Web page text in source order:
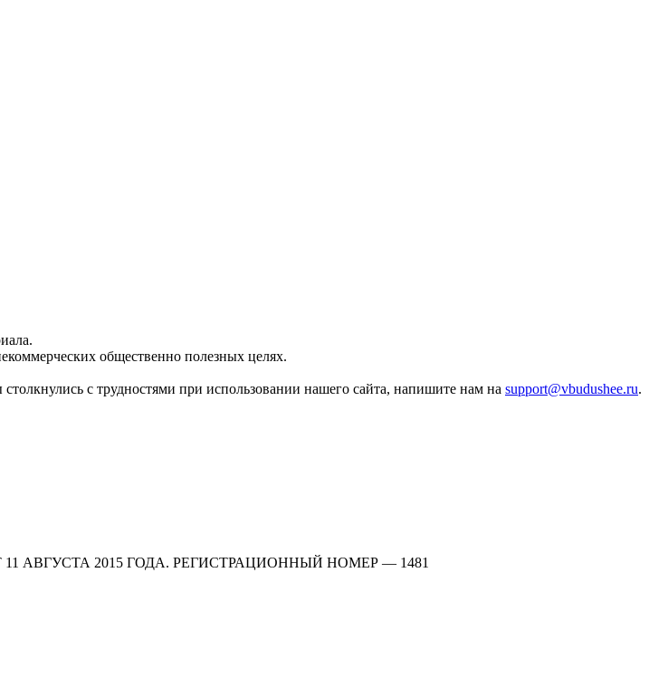
общественно полезных целях.
с трудностями при использовании нашего сайта, напишите нам на support@vbudushee.ru.
2015 ГОДА. РЕГИСТРАЦИОННЫЙ НОМЕР — 1481